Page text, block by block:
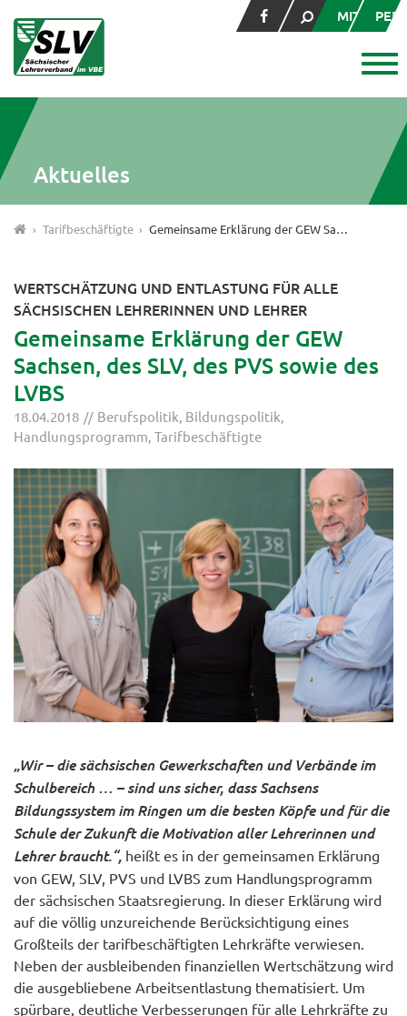
MITGLIED
Aktuelles
Tarifbeschäftigte Gemeinsame Erklärung der GEW Sachsen, des SLV, des PVS sowie des LVBS
WERTSCHÄTZUNG UND ENTLASTUNG FÜR ALLE
SÄCHSISCHEN LEHRERINNEN UND LEHRER
Gemeinsame Erklärung der GEW
Sachsen, des SLV, des PVS sowie des
LVBS
18.04.2018 Berufspolitik Bildungspolitik
Handlungsprogramm Tarifbeschäftigte
„Wir – die sächsischen Gewerkschaften und Verbände im
Schulbereich … – sind uns sicher, dass Sachsens
Bildungssystem im Ringen um die besten Köpfe und für die
Schule der Zukunft die Motivation aller Lehrerinnen und
Lehrer braucht.“, heißt es in der gemeinsamen Erklärung
von GEW, SLV, PVS und LVBS zum Handlungsprogramm
der sächsischen Staatsregierung. In dieser Erklärung wird
auf die völlig unzureichende Berücksichtigung eines
Großteils der tarifbeschäftigten Lehrkräfte verwiesen.
Neben der ausbleibenden finanziellen Wertschätzung wird
die ausgebliebene Arbeitsentlastung thematisiert. Um
spürbare, deutliche Verbesserungen für alle Lehrkräfte zu